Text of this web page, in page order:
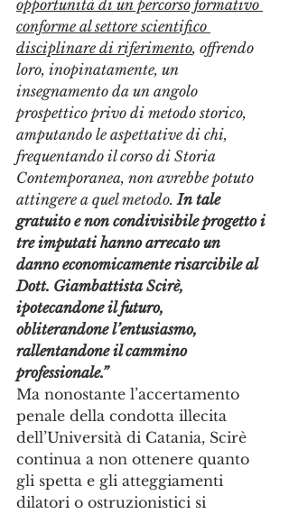
opportunità di un percorso formativo
conforme al settore scientifico
disciplinare di riferimento, offrendo
loro, inopinatamente, un
insegnamento da un angolo
prospettico privo di metodo storico,
amputando le aspettative di chi,
frequentando il corso di Storia
Contemporanea, non avrebbe potuto
attingere a quel metodo. In tale
gratuito e non condivisibile progetto i
tre imputati hanno arrecato un
danno economicamente risarcibile al
Dott. Giambattista Scirè,
ipotecandone il futuro,
obliterandone l’entusiasmo,
rallentandone il cammino
professionale.”
Ma nonostante l’accertamento
penale della condotta illecita
dell’Università di Catania, Scirè
continua a non ottenere quanto
gli spetta e gli atteggiamenti
dilatori o ostruzionistici si